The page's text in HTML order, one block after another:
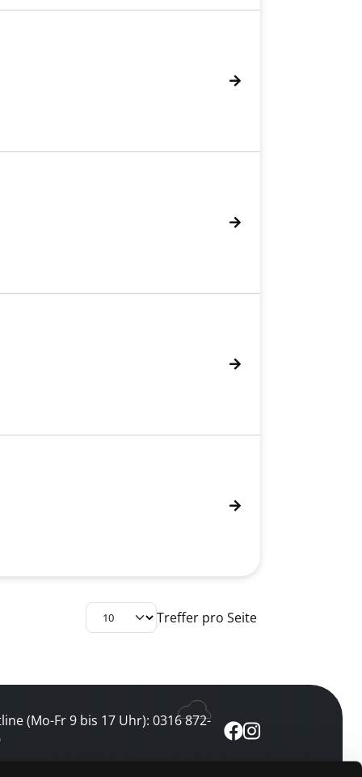
Treffer pro Seite
(Mo-Fr 9 bis 17 Uhr): 0316 872-